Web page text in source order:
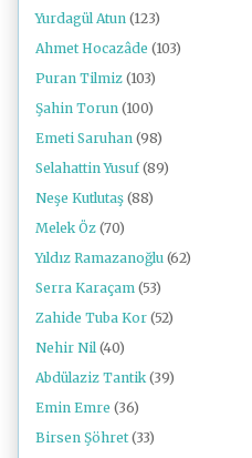
Yurdagül Atun (123)
Ahmet Hocazâde (103)
Puran Tilmiz (103)
Şahin Torun (100)
Emeti Saruhan (98)
Selahattin Yusuf (89)
Neşe Kutlutaş (88)
Melek Öz (70)
Yıldız Ramazanoğlu (62)
Serra Karaçam (53)
Zahide Tuba Kor (52)
Nehir Nil (40)
Abdülaziz Tantik (39)
Emin Emre (36)
Birsen Şöhret (33)